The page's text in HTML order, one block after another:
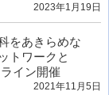
2023年1月19日
をあきらめな
トワークと
イン開催
2021年11月5日